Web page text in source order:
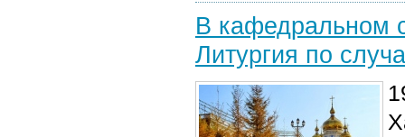
В кафедральном
Литургия по